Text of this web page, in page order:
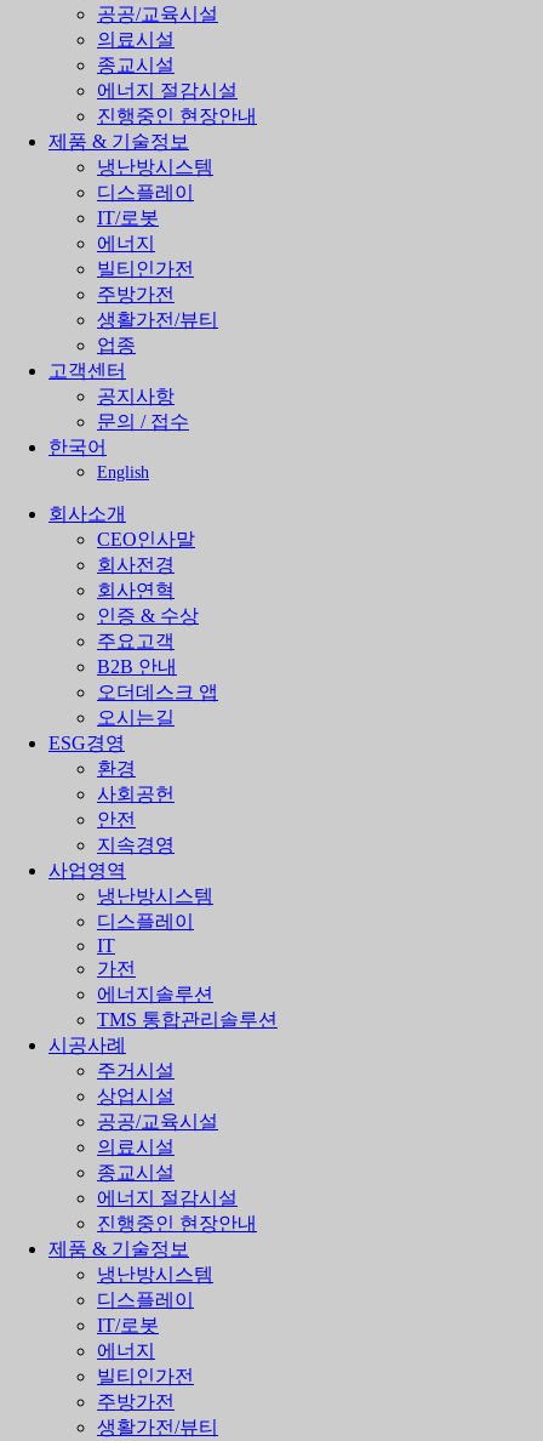
공공/교육시설
의료시설
종교시설
에너지 절감시설
진행중인 현장안내
제품 & 기술정보
냉난방시스템
디스플레이
IT/로봇
에너지
빌티인가전
주방가전
생활가전/뷰티
업종
고객센터
공지사항
문의 / 접수
한국어
English
회사소개
CEO인사말
회사전경
회사연혁
인증 & 수상
주요고객
B2B 안내
오더데스크 앱
오시는길
ESG경영
환경
사회공헌
안전
지속경영
사업영역
냉난방시스템
디스플레이
IT
가전
에너지솔루션
TMS 통합관리솔루션
시공사례
주거시설
상업시설
공공/교육시설
의료시설
종교시설
에너지 절감시설
진행중인 현장안내
제품 & 기술정보
냉난방시스템
디스플레이
IT/로봇
에너지
빌티인가전
주방가전
생활가전/뷰티